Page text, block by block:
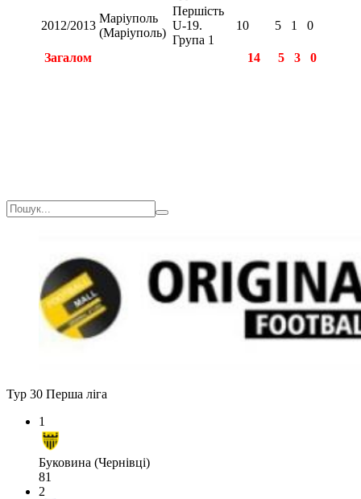
2012/2013
Маріуполь
(Маріуполь)
Першість
U-19.
Група 1
10 5 1 0
Загалом 14 5 3 0
Тур 30 Перша ліга
1
Буковина (Чернівці)
81
2